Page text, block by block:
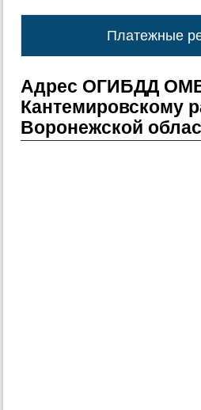
Платежные
Адрес ОГИБДД
Кантемировскому
Воронежской